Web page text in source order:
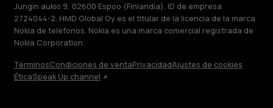
Jungin aukio 9, 02600 Espoo (Finlandia). ID de empresa
2724044-2. HMD Global Oy es el titular de la licencia de la marca
Nokia de teléfonos. Nokia es una marca comercial registrada de
Nokia Corporation.
TérminosCondiciones de ventaPrivacidadAjustes de cookies
ÉticaSpeak Up channel